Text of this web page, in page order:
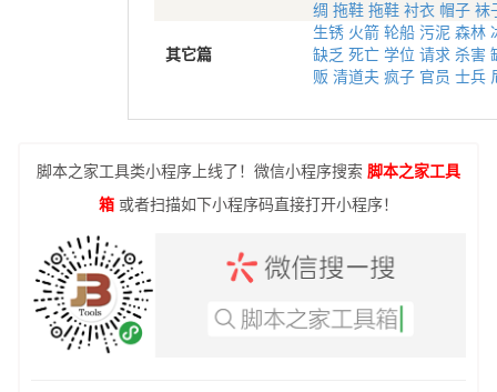
绸 拖鞋 拖鞋 衬衣 帽子 袜
其它篇
生锈 火箭 轮船 污泥 森林
缺乏 死亡 学位 请求 杀害
贩 清道夫 疯子 官员 士兵
脚本之家工具类小程序上线了！微信小程序搜索 脚本之家工具
箱 或者扫描如下小程序码直接打开小程序！